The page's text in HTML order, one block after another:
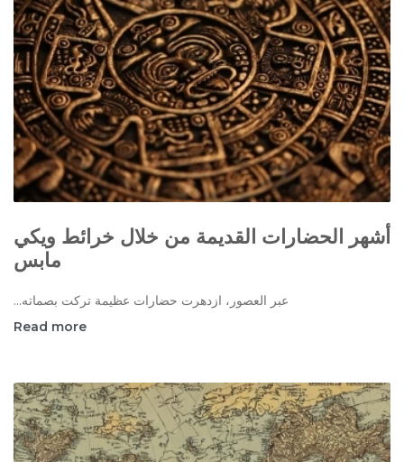
أشهر الحضارات القديمة من خلال خرائط ويكي
مابس
عبر العصور، ازدهرت حضارات عظيمة تركت بصماته...
Read more